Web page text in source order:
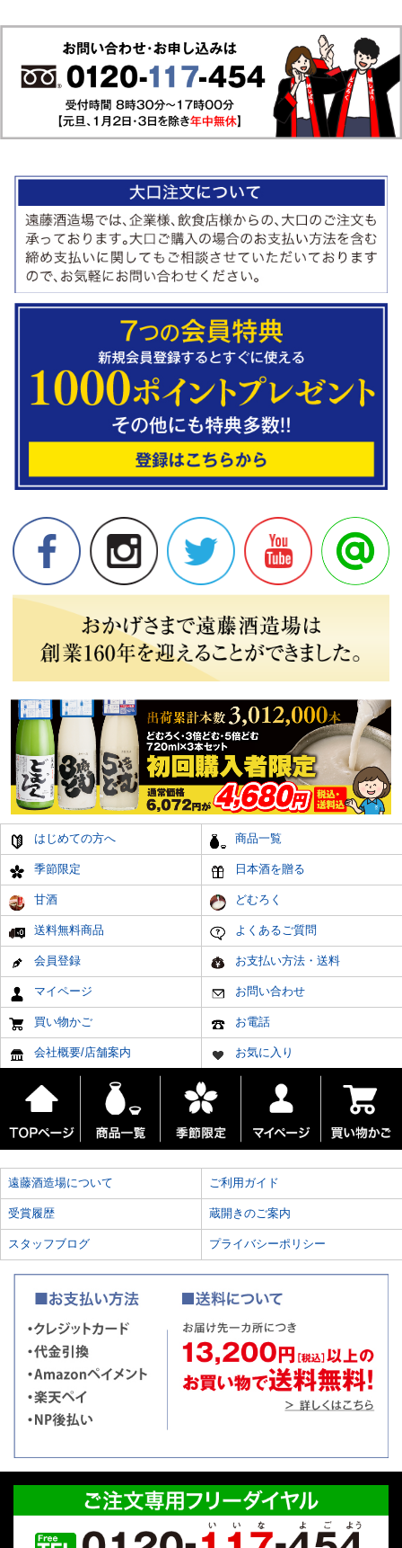
はじめての方へ 商品一覧
季節限定 日本酒を贈る
甘酒 どむろく
送料無料商品 よくあるご質問
会員登録 お支払い方法・送料
マイページ お問い合わせ
買い物かご お電話
会社概要/店舗案内 お気に入り
遠藤酒造場について ご利用ガイド
受賞履歴 蔵開きのご案内
スタッフブログ プライバシーポリシー